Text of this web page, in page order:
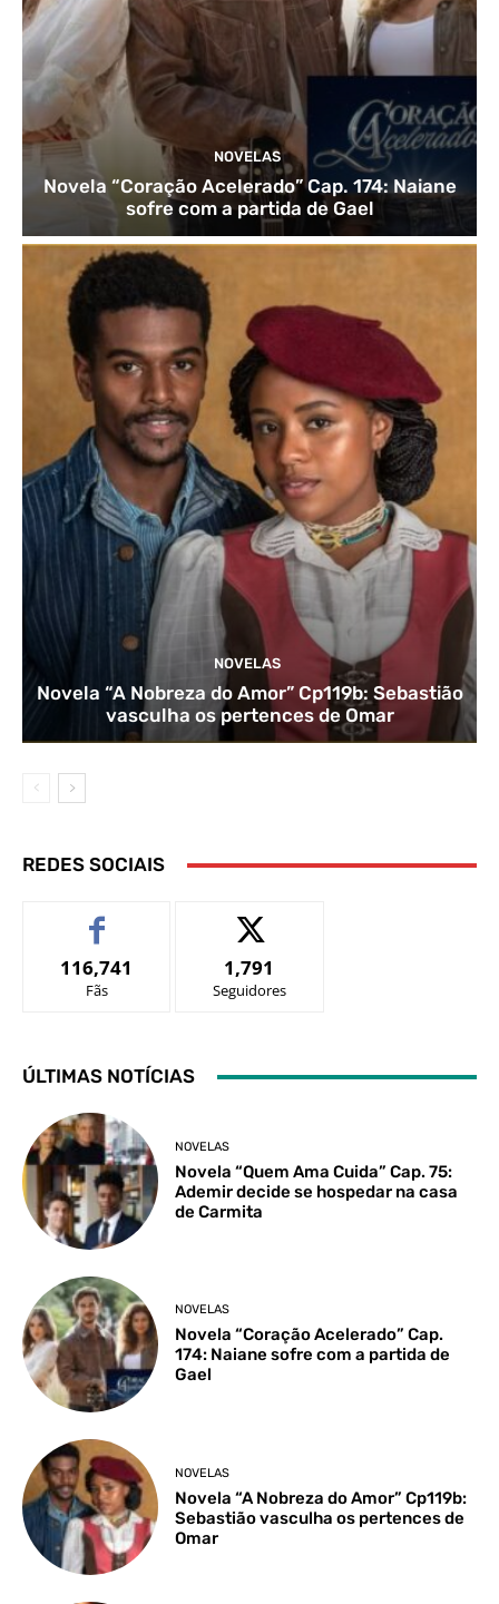
NOVELAS
Novela “Coração Acelerado” Cap. 174: Naiane
sofre com a partida de Gael
NOVELAS
Novela “A Nobreza do Amor” Cp119b: Sebastião
vasculha os pertences de Omar
REDES SOCIAIS
116,741
Fãs
1,791
Seguidores
ÚLTIMAS NOTÍCIAS
NOVELAS
Novela “Quem Ama Cuida” Cap. 75:
Ademir decide se hospedar na casa
de Carmita
NOVELAS
Novela “Coração Acelerado” Cap.
174: Naiane sofre com a partida de
Gael
NOVELAS
Novela “A Nobreza do Amor” Cp119b:
Sebastião vasculha os pertences de
Omar